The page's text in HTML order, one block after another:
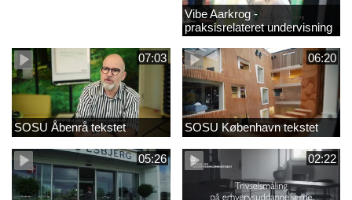
Vibe Aarkrog -
praksisrelateret undervisning
07:03
SOSU Åbenrå tekstet
06:20
SOSU København tekstet
05:26 02:22